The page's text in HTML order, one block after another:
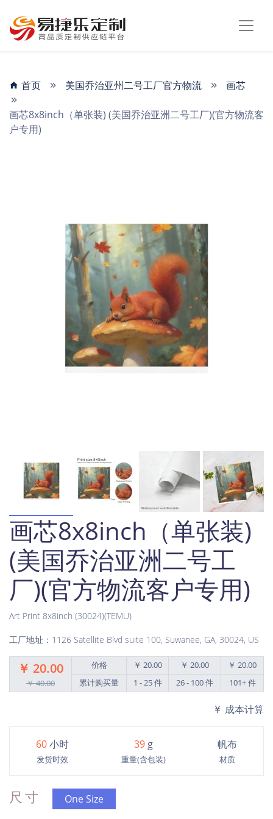
首页 美国乔治亚州二号工厂官方物流 画芯
画芯8x8inch（单张装) (美国乔治亚洲二号工厂)(官方物流客
户专用)
画芯8x8inch（单张装)
(美国乔治亚洲二号工
厂)(官方物流客户专用)
Art Print 8x8inch (30024)(TEMU)
工厂地址：1126 Satellite Blvd suite 100, Suwanee, GA, 30024, US
￥ 20.00
￥ 40.00
价格 ￥ 20.00 ￥ 20.00
￥ 20.00
累计购买量
1 - 25 件 26 - 100 件 101+ 件
成本计算
60小时
发货时效
39g
重量(含包装)
帆布
材质
尺寸 One Size